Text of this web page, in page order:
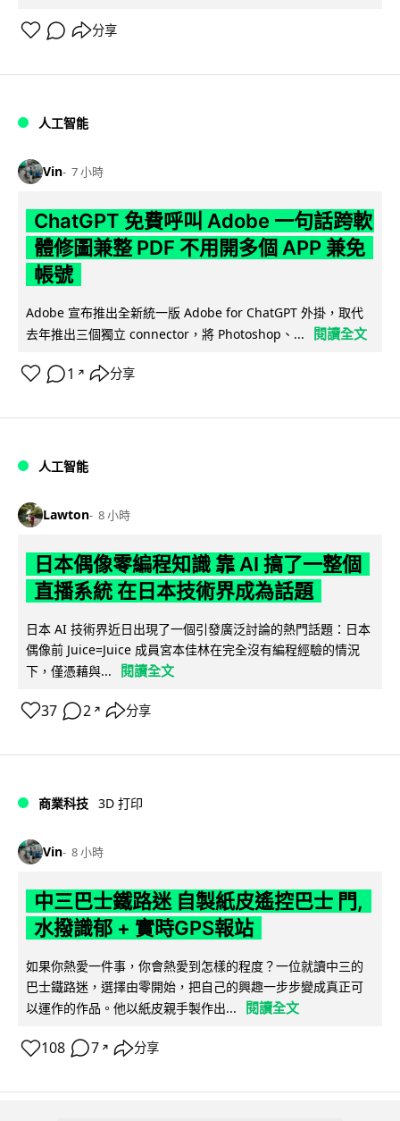
分享
人工智能
Vin 7 小時
ChatGPT 免費呼叫 Adobe 一句話跨軟
體修圖兼整 PDF 不用開多個 APP 兼免
帳號
Adobe 宣布推出全新統一版 Adobe for ChatGPT 外掛，取代
去年推出三個獨立 connector，將 Photoshop、...
閱讀全文
1 ↗ 分享
人工智能
Lawton 8 小時
日本偶像零編程知識 靠 AI 搞了一整個
直播系統 在日本技術界成為話題
日本 AI 技術界近日出現了一個引發廣泛討論的熱門話題：日本
偶像前 Juice=Juice 成員宮本佳林在完全沒有編程經驗的情況
下，僅憑藉與...
閱讀全文
37 2 ↗ 分享
商業科技 3D 打印
Vin 8 小時
中三巴士鐵路迷 自製紙皮遙控巴士 門,
水撥識郁 + 實時GPS報站
如果你熱愛一件事，你會熱愛到怎樣的程度？一位就讀中三的
巴士鐵路迷，選擇由零開始，把自己的興趣一步步變成真正可
以運作的作品。他以紙皮親手製作出...
閱讀全文
108 7 ↗ 分享